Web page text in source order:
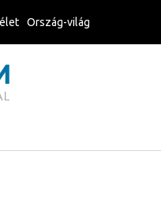
Ország-világ